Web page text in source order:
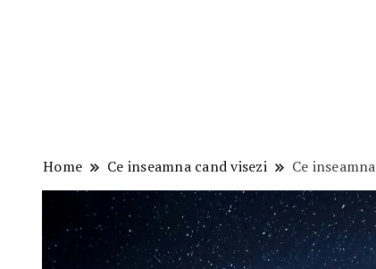
Home Ce inseamna cand visezi Ce